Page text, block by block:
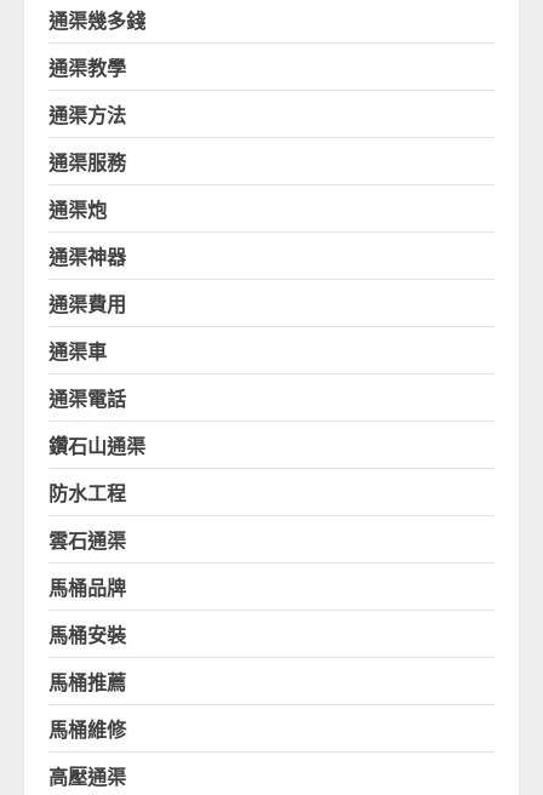
通渠幾多錢
通渠教學
通渠方法
通渠服務
通渠炮
通渠神器
通渠費用
通渠車
通渠電話
鑽石山通渠
防水工程
雲石通渠
馬桶品牌
馬桶安裝
馬桶推薦
馬桶維修
高壓通渠